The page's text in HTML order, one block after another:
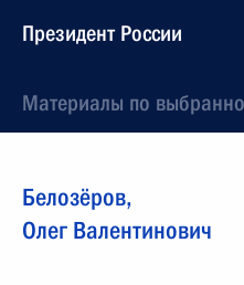
Президент России
Материалы по
Белозёров,
Олег Валентинович